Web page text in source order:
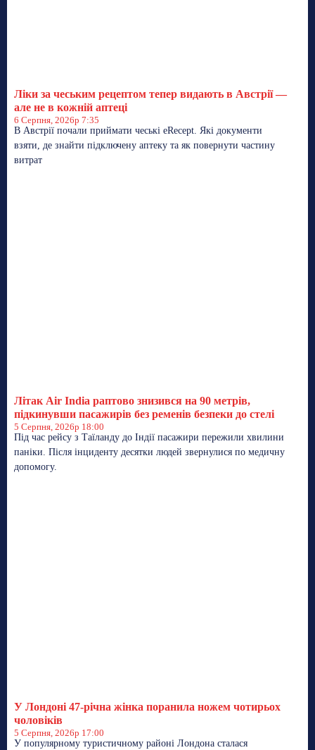
Ліки за чеським рецептом тепер видають в Австрії —
але не в кожній аптеці
6 Серпня, 2026р 7:35
В Австрії почали приймати чеські eRecept. Які документи
взяти, де знайти підключену аптеку та як повернути частину
витрат
Літак Air India раптово знизився на 90 метрів,
підкинувши пасажирів без ременів безпеки до стелі
5 Серпня, 2026р 18:00
Під час рейсу з Таїланду до Індії пасажири пережили хвилини
паніки. Після інциденту десятки людей звернулися по медичну
допомогу.
У Лондоні 47-річна жінка поранила ножем чотирьох
чоловіків
5 Серпня, 2026р 17:00
У популярному туристичному районі Лондона сталася